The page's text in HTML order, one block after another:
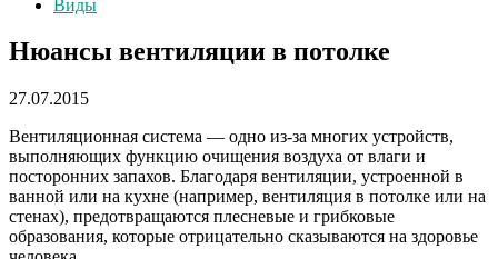
Виды
Нюансы вентиляции в потолке
27.07.2015
Вентиляционная система — одно из-за многих устройств,
выполняющих функцию очищения воздуха от влаги и
посторонних запахов. Благодаря вентиляции, устроенной в
ванной или на кухне (например, вентиляция в потолке или на
стенах), предотвращаются плесневые и грибковые
образования, которые отрицательно сказываются на здоровье